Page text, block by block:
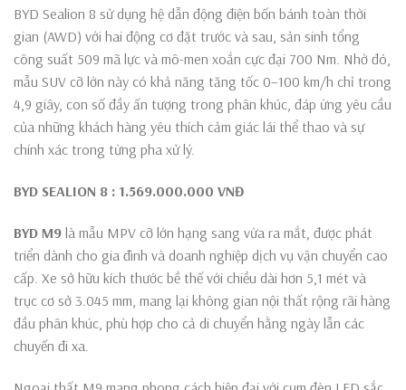
BYD Sealion 8 sử dụng hệ dẫn động điện bốn bánh toàn thời
gian (AWD) với hai động cơ đặt trước và sau, sản sinh tổng
công suất 509 mã lực và mô-men xoắn cực đại 700 Nm. Nhờ đó,
mẫu SUV cỡ lớn này có khả năng tăng tốc 0–100 km/h chỉ trong
4,9 giây, con số đầy ấn tượng trong phân khúc, đáp ứng yêu cầu
của những khách hàng yêu thích cảm giác lái thể thao và sự
chính xác trong từng pha xử lý.
BYD SEALION 8 : 1.569.000.000 VNĐ
BYD M9 là mẫu MPV cỡ lớn hạng sang vừa ra mắt, được phát
triển dành cho gia đình và doanh nghiệp dịch vụ vận chuyển cao
cấp. Xe sở hữu kích thước bề thế với chiều dài hơn 5,1 mét và
trục cơ sở 3.045 mm, mang lại không gian nội thất rộng rãi hàng
đầu phân khúc, phù hợp cho cả di chuyển hằng ngày lẫn các
chuyến đi xa.